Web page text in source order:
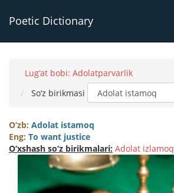
Poetic Dictionary
Lug‘at bobi: Adolatparvarlik
So‘z birikmasi
O‘zb: Adolat istamoq
Eng: To want justice
O‘xshash so‘z birikmalari: Adolat izlamoq